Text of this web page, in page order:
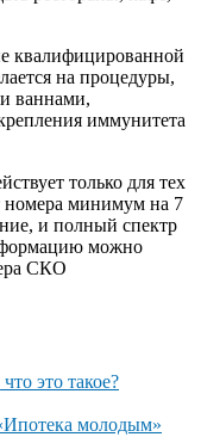
квалифицированной
на процедуры,
ваннами,
иммунитета
только для тех
номера минимум на 7
и полный спектр
можно
СКО
это такое?
молодым»